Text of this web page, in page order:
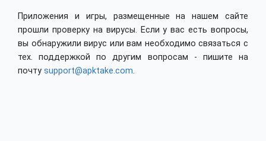
Приложения и игры, размещенные на нашем сайте
прошли проверку на вирусы. Если у вас есть вопросы,
вы обнаружили вирус или вам необходимо связаться с
тех. поддержкой по другим вопросам - пишите на
почту support@apktake.com.